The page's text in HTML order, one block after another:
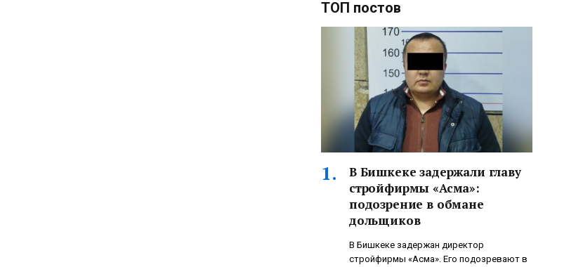
ТОП постов
В Бишкеке задержали главу
стройфирмы «Асма»:
подозрение в обмане
дольщиков
В Бишкеке задержан директор
стройфирмы «Асма». Его подозревают в